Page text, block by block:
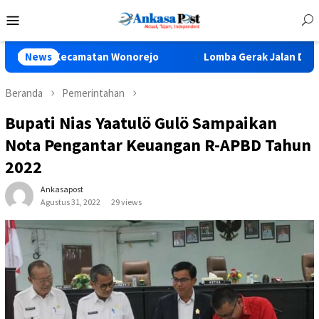
ke
Mobile
News
Wonorejo Lomba Gerak Jalan Dalam Peringatan
Beranda Pemerintahan
Bupati Nias Yaatulö Gulö Sampaikan
Nota Pengantar Keuangan R-APBD Tahun
2022
Ankasapost
Agustus 31, 2022
29 views